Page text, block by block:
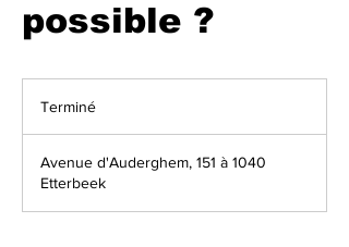
possible ?
Terminé
m
i
n
Avenue d'Auderghem, 151 à 1040
Etterbeek